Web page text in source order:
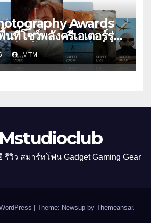
Awards
ที่โชว์พลังครีเอเตอร์รุ่น
ด์วิดีโอคอนเทนต์ เพิ่ม
Video” ครั้งแรก
MTM
รีวิว สมาร์ทโฟน Gadget Gaming Gear
Theme: Newsup by Themeansar.